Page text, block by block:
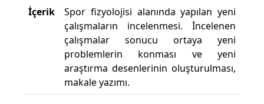
İçerik
Spor fizyolojisi alanında yapılan yeni
çalışmaların incelenmesi. İncelenen
çalışmalar sonucu ortaya yeni
problemlerin konması ve yeni
araştırma desenlerinin oluşturulması,
makale yazımı.